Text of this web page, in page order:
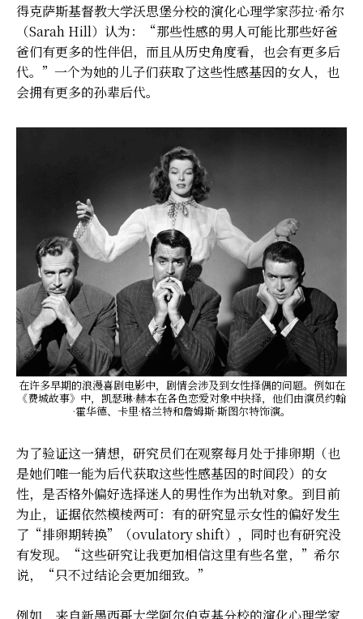
得克萨斯基督教大学沃思堡分校的演化心理学家莎拉·希尔
（Sarah Hill）认为：“那些性感的男人可能比那些好爸
爸们有更多的性伴侣，而且从历史角度看，也会有更多后
代。”一个为她的儿子们获取了这些性感基因的女人，也
会拥有更多的孙辈后代。
在许多早期的浪漫喜剧电影中，剧情会涉及到女性择偶的问题。例如在
《费城故事》中，凯瑟琳·赫本在各色恋爱对象中抉择，他们由演员约翰
·霍华德、卡里·格兰特和詹姆斯·斯图尔特饰演。
为了验证这一猜想，研究员们在观察每月处于排卵期（也
是她们唯一能为后代获取这些性感基因的时间段）的女
性，是否格外偏好选择迷人的男性作为出轨对象。到目前
为止，证据依然模棱两可：有的研究显示女性的偏好发生
了“排卵期转换”（ovulatory shift），同时也有研究没
有发现。“这些研究让我更加相信这里有些名堂，”希尔
说，“只不过结论会更加细致。”